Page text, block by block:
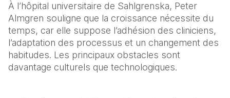
À l’hôpital universitaire de Sahlgrenska, Peter
Almgren souligne que la croissance nécessite du
temps, car elle suppose l’adhésion des cliniciens,
l’adaptation des processus et un changement des
habitudes. Les principaux obstacles sont
davantage culturels que technologiques.